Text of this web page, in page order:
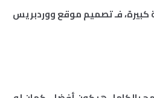
فـ تصميم موقع ووردبريس